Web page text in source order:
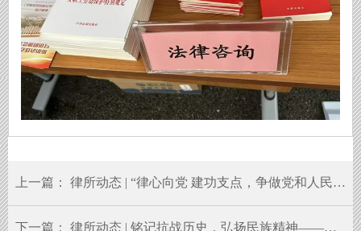
上一篇： 律所动态 | “律心向党 建功支点，争做党和人民满意的好律师”，我所举办公益法律咨询活动
下一篇： 律所动态 | 铭记抗战历史，弘扬民族精神——湖北陈守邦律师事务所赴远安开展爱国主义教育活动